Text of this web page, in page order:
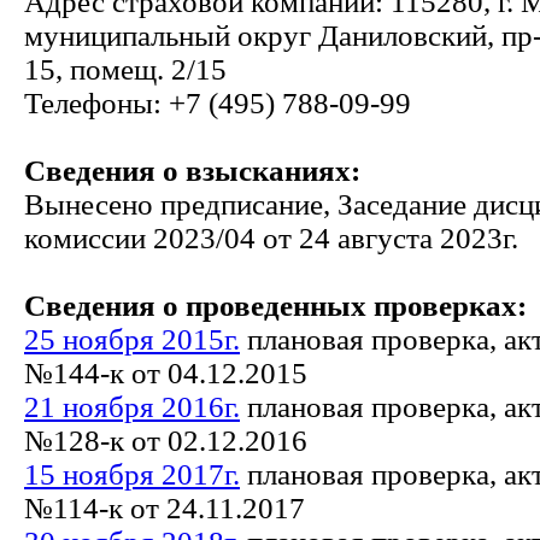
муниципальный округ Даниловский,
15, помещ. 2/15
Телефоны: +7 (495) 788-09-99
Сведения о взысканиях:
Вынесено предписание, Заседание
комиссии 2023/04 от 24 августа 2023г.
Сведения о проведенных проверках:
25 ноября 2015г. плановая проверка,
№144-к от 04.12.2015
21 ноября 2016г. плановая проверка,
№128-к от 02.12.2016
15 ноября 2017г. плановая проверка,
№114-к от 24.11.2017